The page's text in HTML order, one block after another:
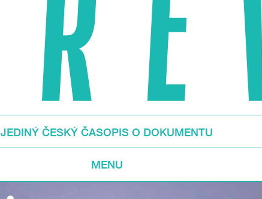
JEDINÝ ČESKÝ ČASOPIS O DOKUMENTU
MENU